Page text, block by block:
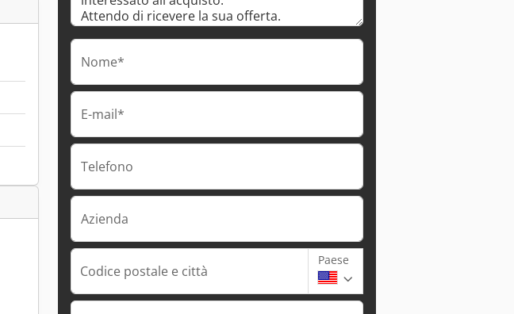
Nome*
E-mail*
Telefono
Azienda
Codice postale e città
Paese